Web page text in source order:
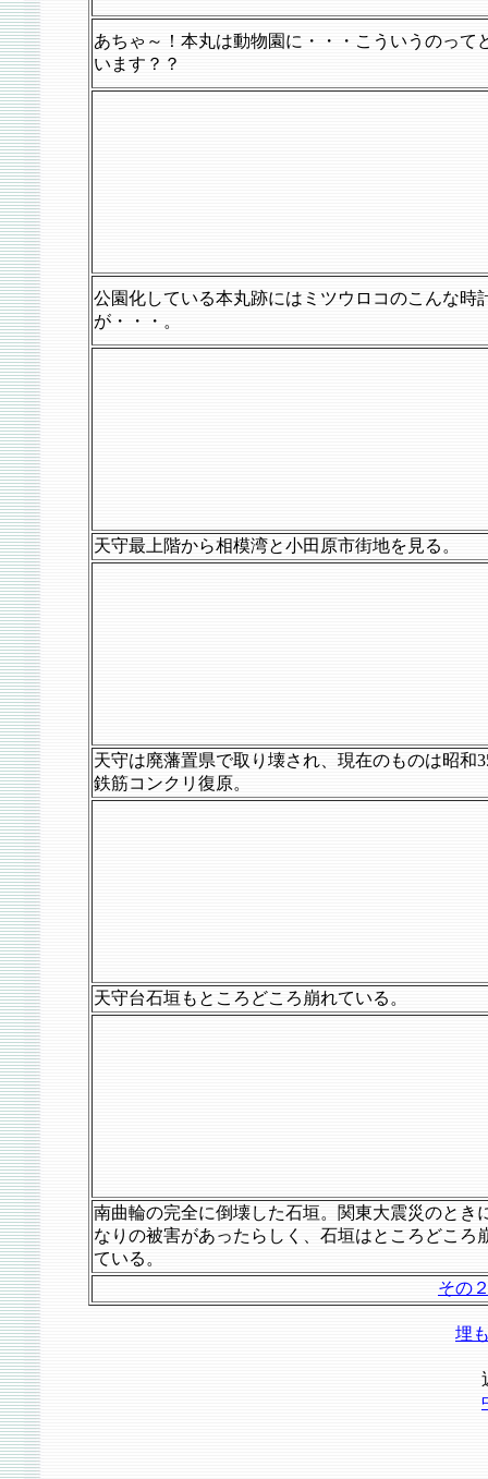
あちゃ～！本丸は動物園に・・・こういうのって
います？？
公園化している本丸跡にはミツウロコのこんな時
が・・・。
天守最上階から相模湾と小田原市街地を見る。
天守は廃藩置県で取り壊され、現在のものは昭和
鉄筋コンクリ復原。
天守台石垣もところどころ崩れている。
南曲輪の完全に倒壊した石垣。関東大震災のとき
なりの被害があったらしく、石垣はところどころ
ている。
その
埋